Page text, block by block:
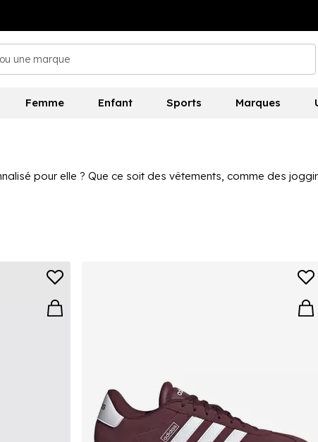
Femme Enfant Sports Marques
pour elle ? Que ce soit des vêtements, comme des
Direct. Qu'elle soit une star du sport, une amoureuse de la
elle ici. Avec toutes les meilleures marques incluses ici,